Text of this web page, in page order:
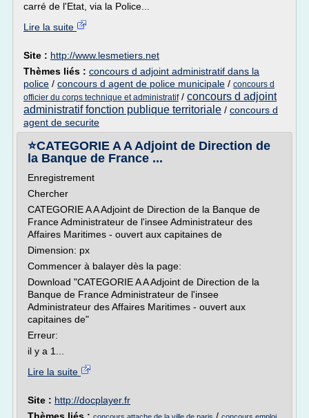
carré de l'Etat, via la Police...
Lire la suite
Site : http://www.lesmetiers.net
Thèmes liés : concours d adjoint administratif dans la
police / concours d agent de police municipale / concours d
officier du corps technique et administratif/ concours d adjoint
administratif fonction publique territoriale / concours d
agent de securite
⭐CATEGORIE A A Adjoint de Direction de
la Banque de France ...
Enregistrement
Chercher
CATEGORIE A A Adjoint de Direction de la Banque de
France Administrateur de l'insee Administrateur des
Affaires Maritimes - ouvert aux capitaines de
Dimension: px
Commencer à balayer dès la page:
Download "CATEGORIE A A Adjoint de Direction de la
Banque de France Administrateur de l'insee
Administrateur des Affaires Maritimes - ouvert aux
capitaines de"
Erreur:
il y a 1...
Lire la suite
Site : http://docplayer.fr